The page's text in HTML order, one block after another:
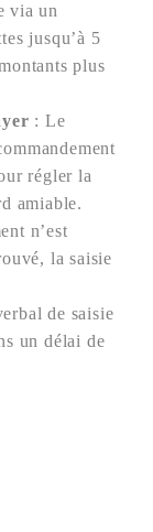
via un
jusqu’à 5
plus
: Le
régler la
amiable.
n’est
la saisie
de saisie
un délai de